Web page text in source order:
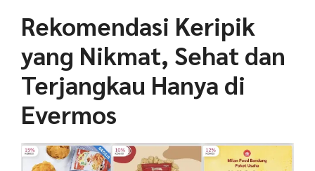
Rekomendasi Keripik
yang Nikmat, Sehat dan
Terjangkau Hanya di
Evermos